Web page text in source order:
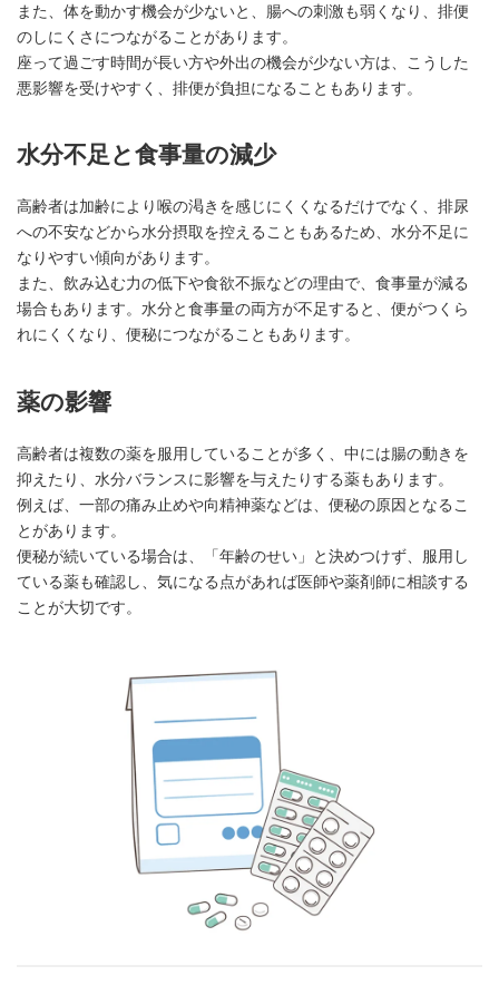
また、体を動かす機会が少ないと、腸への刺激も弱くなり、排便
のしにくさにつながることがあります。
座って過ごす時間が長い方や外出の機会が少ない方は、こうした
悪影響を受けやすく、排便が負担になることもあります。
水分不足と食事量の減少
高齢者は加齢により喉の渇きを感じにくくなるだけでなく、排尿
への不安などから水分摂取を控えることもあるため、水分不足に
なりやすい傾向があります。
また、飲み込む力の低下や食欲不振などの理由で、食事量が減る
場合もあります。水分と食事量の両方が不足すると、便がつくら
れにくくなり、便秘につながることもあります。
薬の影響
高齢者は複数の薬を服用していることが多く、中には腸の動きを
抑えたり、水分バランスに影響を与えたりする薬もあります。
例えば、一部の痛み止めや向精神薬などは、便秘の原因となるこ
とがあります。
便秘が続いている場合は、「年齢のせい」と決めつけず、服用し
ている薬も確認し、気になる点があれば医師や薬剤師に相談する
ことが大切です。